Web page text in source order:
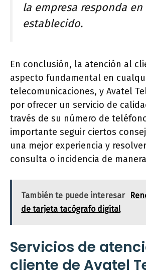
la empresa responda
establecido.
En conclusión, la atención al
aspecto fundamental en
telecomunicaciones, y Avatel
por ofrecer un servicio de
través de su número de
importante seguir ciertos
una mejor experiencia y
consulta o incidencia de
También te puede interesar
de tarjeta tacógrafo digital
Servicios de
cliente de Avatel